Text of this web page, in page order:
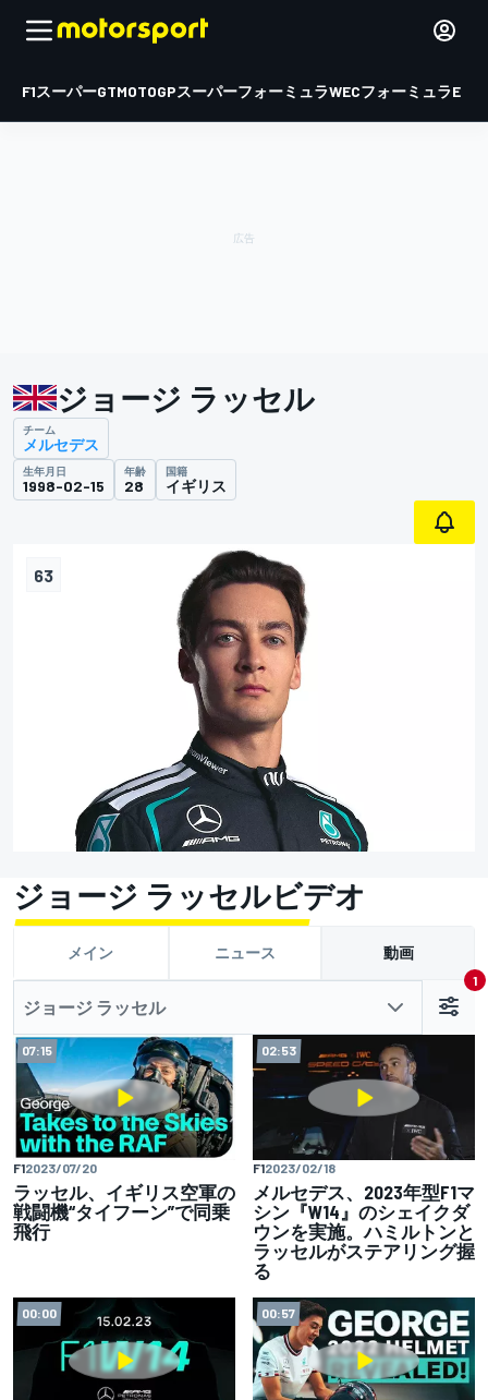
F1スーパーGTMOTOGPスーパーフォーミュラWECフォーミュラE
63
ジョージ ラッセル
チーム
メルセデス
生年月日
1998-02-15
年齢
28
国籍
イギリス
ジョージ ラッセルビデオ
メイン ニュース 動画
ジョージ ラッセル
1
07:15
F12023/07/20
ラッセル、イギリス空軍の
戦闘機“タイフーン”で同乗
飛行
02:53
F12023/02/18
メルセデス、2023年型F1マ
シン『W14』のシェイクダ
ウンを実施。ハミルトンと
ラッセルがステアリング握
る
00:00 00:57